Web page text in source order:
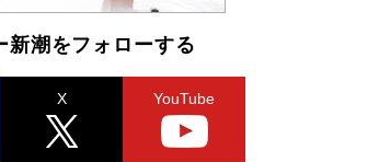
新潮をフォローする
X YouTube